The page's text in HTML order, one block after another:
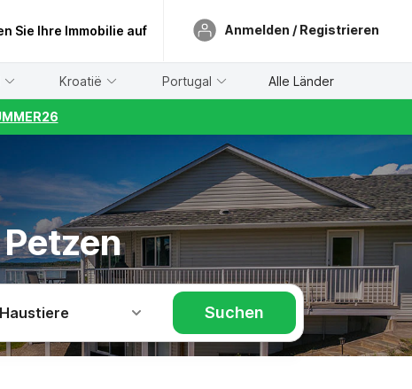
Sie Ihre Immobilie auf Anmelden / Registrieren
Kroatië Portugal Alle Länder
Suchen